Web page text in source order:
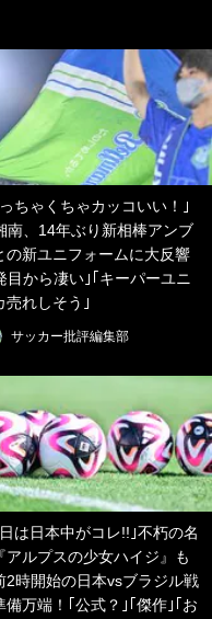
っちゃくちゃカッコいい！｣
南、14年ぶり新相棒アンブ
の新ユニフォームに大反響
目から凄い｣｢キーパーユニ
売れしそう｣
サッカー批評編集部
日は日本中がコレ!!｣不朽の名
アルプスの少女ハイジ』も
2時開始の日本vsブラジル戦
備万端！｢公式？｣｢傑作｣｢お